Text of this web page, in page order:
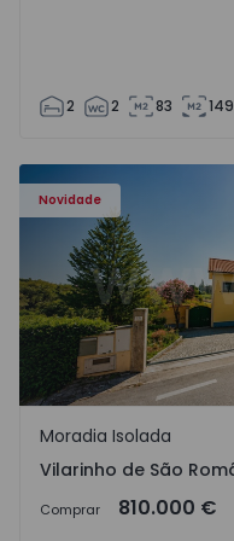
2 2 83 149
Novidade
Moradia Isolada T3
Vilarinho de São
Moradia Isolada
Vilarinho de São
Comprar 810.000 €